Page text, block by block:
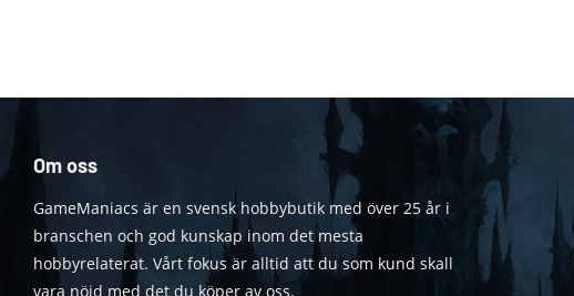
Om oss
GameManiacs är en svensk hobbybutik med över 25 år i
branschen och god kunskap inom det mesta
hobbyrelaterat. Vårt fokus är alltid att du som kund skall
vara nöjd med det du köper av oss.